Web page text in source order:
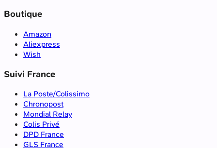
Boutique
Amazon
Aliexpress
Wish
Suivi France
La Poste/Colissimo
Chronopost
Mondial Relay
Colis Privé
DPD France
GLS France